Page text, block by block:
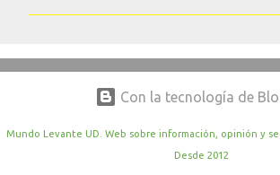
n
r
Con la tecnología de
Mundo Levante UD. Web sobre información, opinión y
Desde 2012